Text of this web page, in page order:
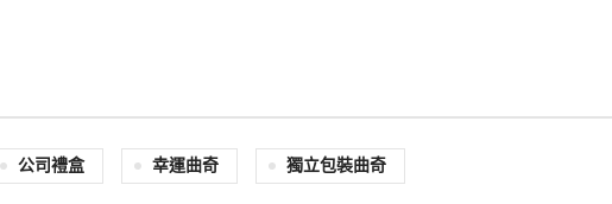
公司禮盒 幸運曲奇 獨立包裝曲奇